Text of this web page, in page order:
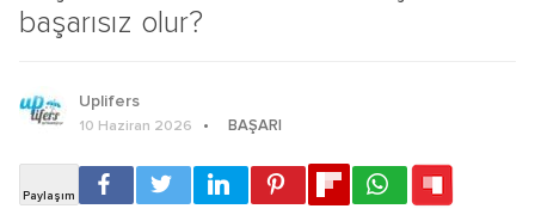
başarısız olur?
Uplifers
10 Haziran 2026 BAŞARI